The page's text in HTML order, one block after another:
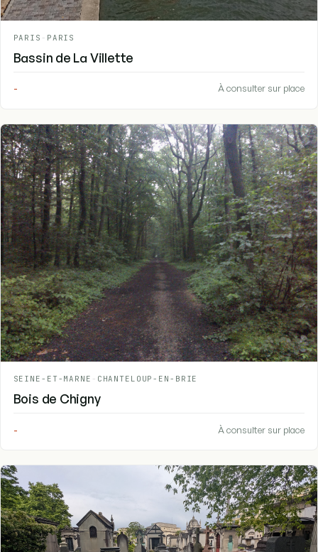
PARIS - PARIS
Bassin de La Villette
- À consulter sur place
SEINE-ET-MARNE - CHANTELOUP-EN-BRIE
Bois de Chigny
- À consulter sur place